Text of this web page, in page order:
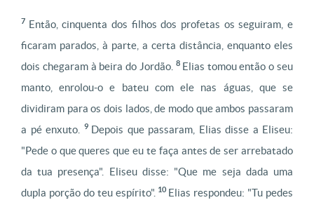
7 Então, cinquenta dos filhos dos profetas os seguiram, e
ficaram parados, à parte, a certa distância, enquanto eles
dois chegaram à beira do Jordão. 8 Elias tomou então o seu
manto, enrolou-o e bateu com ele nas águas, que se
dividiram para os dois lados, de modo que ambos passaram
a pé enxuto.
9 Depois que passaram, Elias disse a Eliseu:
"Pede o que queres que eu te faça antes de ser arrebatado
da tua presença". Eliseu disse: "Que me seja dada uma
dupla porção do teu espírito". 10 Elias respondeu: "Tu pedes